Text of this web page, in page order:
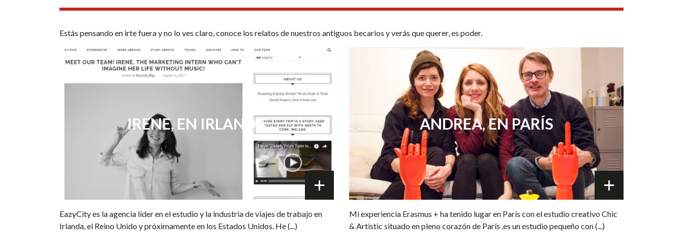
Estás pensando en irte fuera y no lo ves claro, conoce los relatos de nuestros antiguos becarios y verás que querer, es poder.
IRENE, EN IRLANDA
EazyCity es la agencia líder en el estudio y la industria de viajes de trabajo en
Irlanda, el Reino Unido y próximamente en los Estados Unidos. He (...)
ANDREA, EN PARÍS
Mi experiencia Erasmus + ha tenido lugar en París con el estudio creativo Chic
& Artistic situado en pleno corazón de París ,es un estudio pequeño con (...)